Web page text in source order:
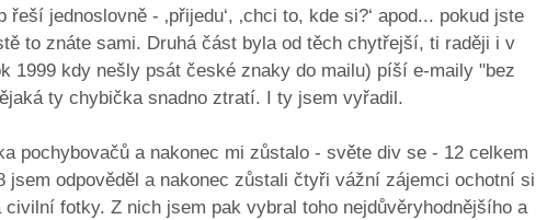
jednoslovně - ‚přijedu‘, ‚chci to, kde si?‘ apod... pokud jste
to znáte sami. Druhá část byla od těch chytřejší, ti raději i v
1999 kdy nešly psát české znaky do mailu) píší e-maily "bez
ty chybička snadno ztratí. I ty jsem vyřadil.
pochybovačů a nakonec mi zůstalo - světe div se - 12 celkem
jsem odpověděl a nakonec zůstali čtyři vážní zájemci ochotní si
fotky. Z nich jsem pak vybral toho nejdůvěryhodnějšího a